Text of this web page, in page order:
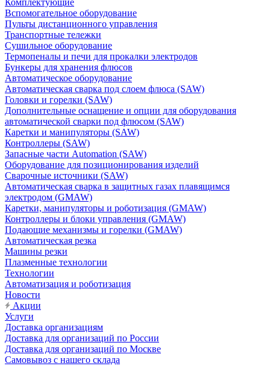
Комплектующие
Вспомогательное оборудование
Пульты дистанционного управления
Транспортные тележки
Сушильное оборудование
Термопеналы и печи для прокалки электродов
Бункеры для хранения флюсов
Автоматическое оборудование
Автоматическая сварка под слоем флюса (SAW)
Головки и горелки (SAW)
Дополнительные оснащение и опции для оборудования
автоматической сварки под флюсом (SAW)
Каретки и манипуляторы (SAW)
Контроллеры (SAW)
Запасные части Automation (SAW)
Оборудование для позиционирования изделий
Сварочные источники (SAW)
Автоматическая сварка в защитных газах плавящимся
электродом (GMAW)
Каретки, манипуляторы и роботизация (GMAW)
Контроллеры и блоки управления (GMAW)
Подающие механизмы и горелки (GMAW)
Автоматическая резка
Машины резки
Плазменные технологии
Технологии
Автоматизация и роботизация
Новости
Акции
Услуги
Доставка организациям
Доставка для организаций по России
Доставка для организаций по Москве
Самовывоз с нашего склада